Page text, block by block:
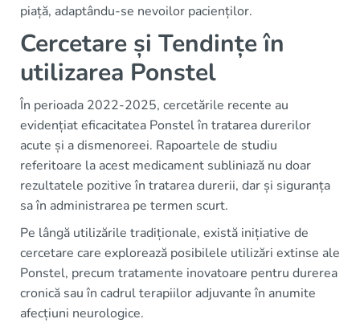
piață, adaptându-se nevoilor pacienților.
Cercetare și Tendințe în
utilizarea Ponstel
În perioada 2022-2025, cercetările recente au
evidențiat eficacitatea Ponstel în tratarea durerilor
acute și a dismenoreei. Rapoartele de studiu
referitoare la acest medicament subliniază nu doar
rezultatele pozitive în tratarea durerii, dar și siguranța
sa în administrarea pe termen scurt.
Pe lângă utilizările tradiționale, există inițiative de
cercetare care explorează posibilele utilizări extinse ale
Ponstel, precum tratamente inovatoare pentru durerea
cronică sau în cadrul terapiilor adjuvante în anumite
afecțiuni neurologice.